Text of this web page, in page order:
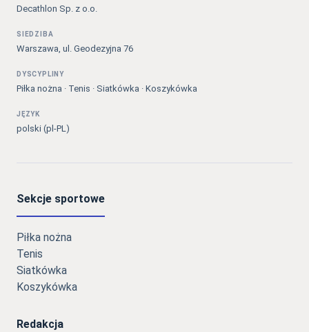
Decathlon Sp. z o.o.
SIEDZIBA
Warszawa, ul. Geodezyjna 76
DYSCYPLINY
Piłka nożna · Tenis · Siatkówka · Koszykówka
JĘZYK
polski (pl-PL)
Sekcje sportowe
Piłka nożna
Tenis
Siatkówka
Koszykówka
Redakcja